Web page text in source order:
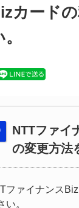
カード
NTTファイ
の変更方法
ファイナンス
い。